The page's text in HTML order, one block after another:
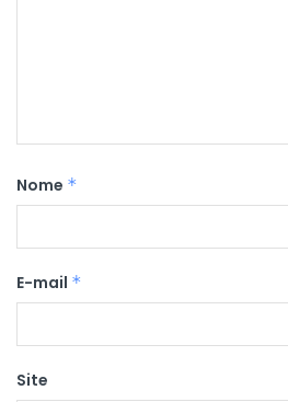
Nome *
E-mail *
Site